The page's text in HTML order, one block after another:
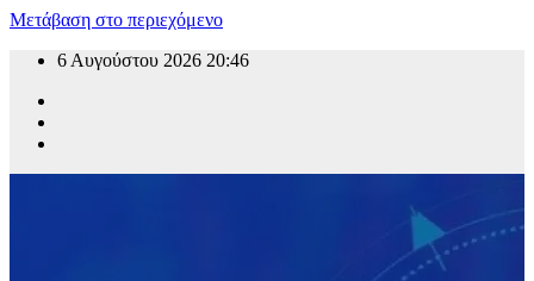
Μετάβαση στο περιεχόμενο
6 Αυγούστου 2026 20:46